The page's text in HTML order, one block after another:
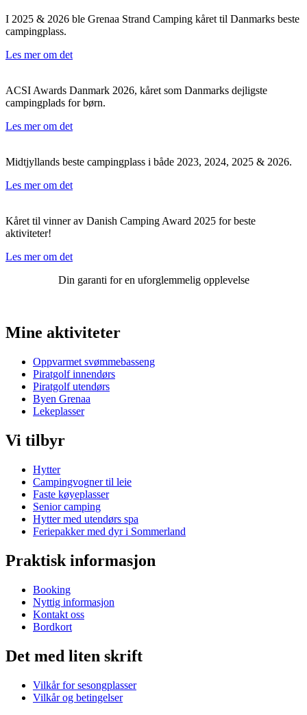
I 2025 & 2026 ble Grenaa Strand Camping kåret til Danmarks beste
campingplass.
Les mer om det
ACSI Awards Danmark 2026, kåret som Danmarks dejligste
campingplads for børn.
Les mer om det
Midtjyllands beste campingplass i både 2023, 2024, 2025 & 2026.
Les mer om det
Kåret til vinner av Danish Camping Award 2025 for beste
aktiviteter!
Les mer om det
Din garanti for en uforglemmelig opplevelse
Mine aktiviteter
Oppvarmet svømmebasseng
Piratgolf innendørs
Piratgolf utendørs
Byen Grenaa
Lekeplasser
Vi tilbyr
Hytter
Campingvogner til leie
Faste køyeplasser
Senior camping
Hytter med utendørs spa
Feriepakker med dyr i Sommerland
Praktisk informasjon
Booking
Nyttig informasjon
Kontakt oss
Bordkort
Det med liten skrift
Vilkår for sesongplasser
Vilkår og betingelser